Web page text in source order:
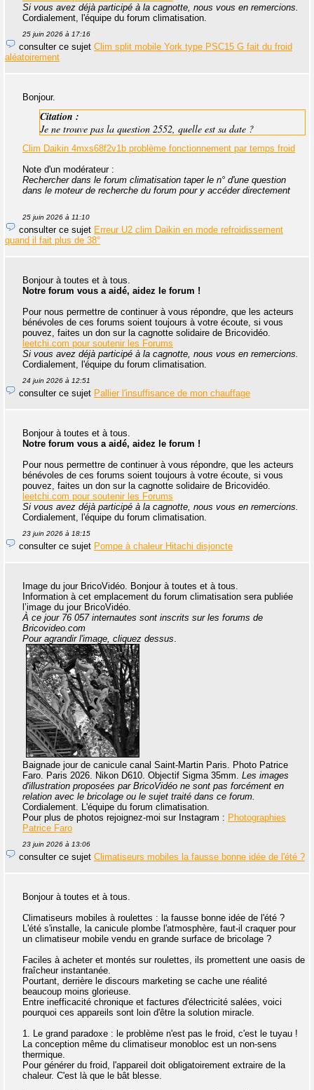
Si vous avez déjà participé à la cagnotte, nous vous en remercions.
Cordialement, l'équipe du forum climatisation.
25 juin 2026 à 17:16
consulter ce sujet Clim split mobile York type PSC15 G fait du froid
aléatoirement
Bonjour.
Citation :
Je ne trouve pas la question 2552, quelle est sa date ?
Clim Daikin 4mxs68f2v1b problème fonctionnement par temps froid
Note d'un modérateur :
Rechercher dans le forum climatisation taper le n° d'une question
dans le moteur de recherche du forum pour y accéder directement
25 juin 2026 à 11:10
consulter ce sujet Erreur U2 clim Daikin en mode refroidissement
quand il fait plus de 38°
Bonjour à toutes et à tous.
Notre forum vous a aidé, aidez le forum !
Pour nous permettre de continuer à vous répondre, que les acteurs
bénévoles de ces forums soient toujours à votre écoute, si vous
pouvez, faites un don sur la cagnotte solidaire de Bricovidéo.
leetchi.com pour soutenir les Forums
Si vous avez déjà participé à la cagnotte, nous vous en remercions.
Cordialement, l'équipe du forum climatisation.
24 juin 2026 à 12:51
consulter ce sujet Pallier l'insuffisance de mon chauffage
Bonjour à toutes et à tous.
Notre forum vous a aidé, aidez le forum !
Pour nous permettre de continuer à vous répondre, que les acteurs
bénévoles de ces forums soient toujours à votre écoute, si vous
pouvez, faites un don sur la cagnotte solidaire de Bricovidéo.
leetchi.com pour soutenir les Forums
Si vous avez déjà participé à la cagnotte, nous vous en remercions.
Cordialement, l'équipe du forum climatisation.
23 juin 2026 à 18:15
consulter ce sujet Pompe à chaleur Hitachi disjoncte
Image du jour BricoVidéo. Bonjour à toutes et à tous.
Information à cet emplacement du forum climatisation sera publiée
l’image du jour BricoVidéo.
À ce jour 76 057 internautes sont inscrits sur les forums de
Bricovideo.com
Pour agrandir l'image, cliquez dessus
Baignade jour de canicule canal Saint-Martin Paris. Photo Patrice
Faro. Paris 2026. Nikon D610. Objectif Sigma 35mm. Les images
d'illustration proposées par BricoVidéo ne sont pas forcément en
relation avec le bricolage ou le sujet traité dans ce forum.
Cordialement. L'équipe du forum climatisation.
Pour plus de photos rejoignez-moi sur Instagram : Photographies
Patrice Faro
23 juin 2026 à 13:06
consulter ce sujet Climatiseurs mobiles la fausse bonne idée de l'été ?
Bonjour à toutes et à tous.
Climatiseurs mobiles à roulettes : la fausse bonne idée de l'été ?
L'été s'installe, la canicule plombe l'atmosphère, faut-il craquer pour
un climatiseur mobile vendu en grande surface de bricolage ?
Faciles à acheter et montés sur roulettes, ils promettent une oasis de
fraîcheur instantanée.
Pourtant, derrière le discours marketing se cache une réalité
beaucoup moins glorieuse.
Entre inefficacité chronique et factures d'électricité salées, voici
pourquoi ces appareils sont loin d'être la solution miracle.
1. Le grand paradoxe : le problème n'est pas le froid, c'est le tuyau !
La conception même du climatiseur monobloc est un non-sens
thermique.
Pour générer du froid, l'appareil doit obligatoirement extraire de la
chaleur. C'est là que le bât blesse.